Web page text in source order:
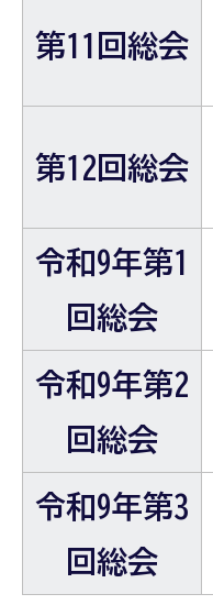
第11回総会
第12回総会
令和9年第1
回総会
令和9年第2
回総会
令和9年第3
回総会